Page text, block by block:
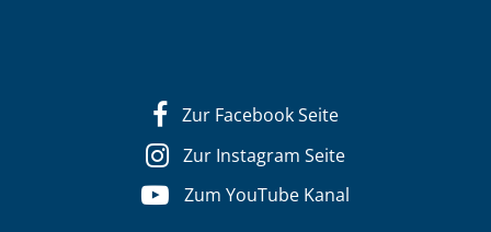
Zur Facebook Seite
Zur Instagram Seite
Zum YouTube Kanal